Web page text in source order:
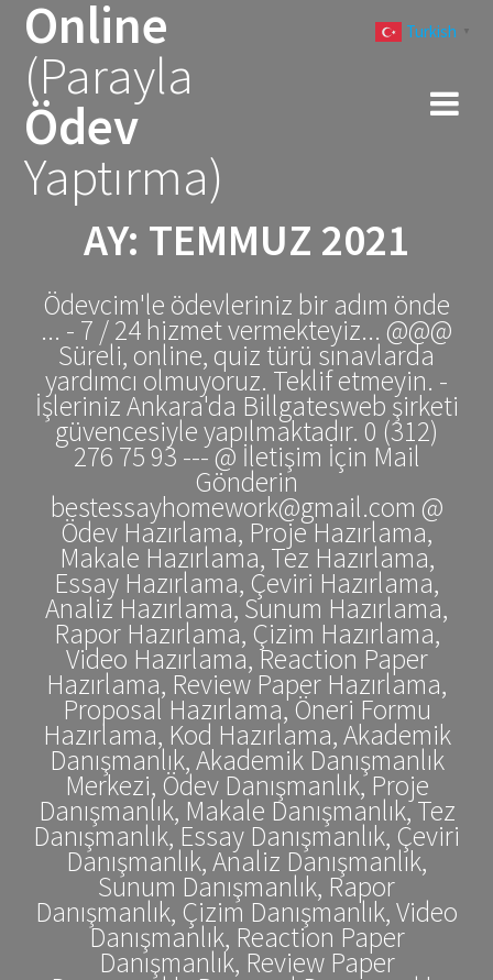
Online
(Parayla
Ödev
Yaptırma)
AY: TEMMUZ 2021
Ödevcim'le ödevleriniz bir adım önde
... - 7 / 24 hizmet vermekteyiz... @@@
Süreli, online, quiz türü sınavlarda
yardımcı olmuyoruz. Teklif etmeyin. -
İşleriniz Ankara'da Billgatesweb şirketi
güvencesiyle yapılmaktadır. 0 (312)
276 75 93 --- @ İletişim İçin Mail
Gönderin
bestessayhomework@gmail.com @
Ödev Hazırlama, Proje Hazırlama,
Makale Hazırlama, Tez Hazırlama,
Essay Hazırlama, Çeviri Hazırlama,
Analiz Hazırlama, Sunum Hazırlama,
Rapor Hazırlama, Çizim Hazırlama,
Video Hazırlama, Reaction Paper
Hazırlama, Review Paper Hazırlama,
Proposal Hazırlama, Öneri Formu
Hazırlama, Kod Hazırlama, Akademik
Danışmanlık, Akademik Danışmanlık
Merkezi, Ödev Danışmanlık, Proje
Danışmanlık, Makale Danışmanlık, Tez
Danışmanlık, Essay Danışmanlık, Çeviri
Danışmanlık, Analiz Danışmanlık,
Sunum Danışmanlık, Rapor
Danışmanlık, Çizim Danışmanlık, Video
Danışmanlık, Reaction Paper
Danışmanlık, Review Paper
Turkish ▼